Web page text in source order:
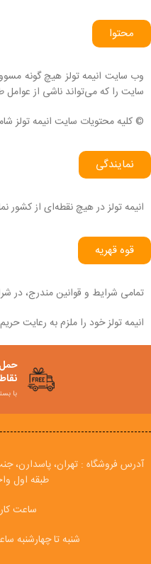
محتوا
وب ‏‌سایت انیمه تولز هیچ گونه
سایت را که می‌تواند ناشى از عوامل
© کلیه محتویات سایت انیمه تولز
نمایندگی
انیمه تولز در هیچ نقطه‏‌ای از
قوه قهریه
تمامی شرایط و قوانین مندرج، در
انیمه تولز خود را ملزم به رعایت
با
آدرس فروشگاه : تهران، پاسدارن،
طبقه اول واحد
ساعت
شنبه تا چهارشنبه ساعت 14